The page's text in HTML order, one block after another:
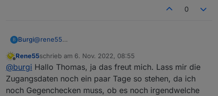
0
B Burgi@rene55
ich hab gerade den (Business) Adapter installiert.
Absolut super, nach der Eingabe meiner Daten, zack,
alles da!
Herzlichen Dank für deine Arbeit.
Viele Grüße
Thomas
Offline
Rene55schrieb am 6. Nov. 2022, 08:55
zuletzt editiert von
@burgi Hallo Thomas, ja das freut mich. Lass mir die
Zugangsdaten noch ein paar Tage so stehen, da ich
noch Gegenchecken muss, ob es noch irgendwelche